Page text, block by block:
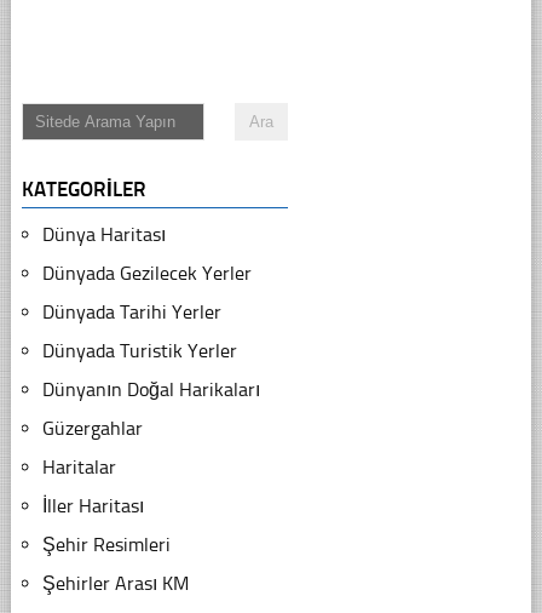
KATEGORILER
Dünya Haritası
Dünyada Gezilecek Yerler
Dünyada Tarihi Yerler
Dünyada Turistik Yerler
Dünyanın Doğal Harikaları
Güzergahlar
Haritalar
İller Haritası
Şehir Resimleri
Şehirler Arası KM